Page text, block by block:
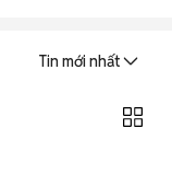
Tin mới nhất